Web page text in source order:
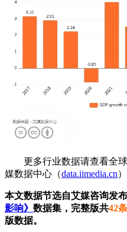
更多行业数据请查看全
媒数据中心（data.iimedia.cn）
本文数据节选自艾媒咨询发
影响》 数据集，完整版共42条
版数据。